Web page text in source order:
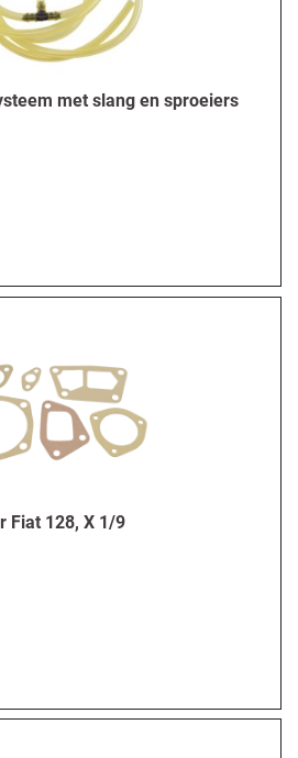
met slang en sproeiers
Fiat 128, X 1/9